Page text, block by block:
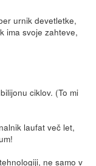
urnik devetletke,
ima svoje zahteve,
ciklov. (To mi
laufat več let,
ne samo v